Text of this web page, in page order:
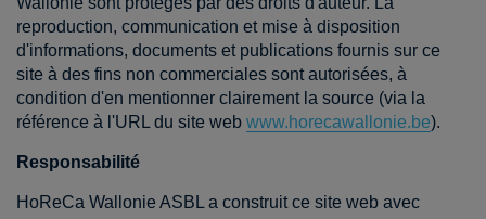
reproduction, communication et mise à disposition
d'informations, documents et publications fournis sur ce
site à des fins non commerciales sont autorisées, à
condition d'en mentionner clairement la source (via la
référence à l'URL du site web www.horecawallonie.be).
Responsabilité
HoReCa Wallonie ASBL a construit ce site web avec